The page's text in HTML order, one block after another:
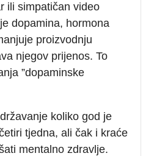
ili simpatičan video
dopamina, hormona
proizvodnju
njegov prijenos. To
”dopaminske
koliko god je
tjedna, ali čak i kraće
mentalno zdravlje.